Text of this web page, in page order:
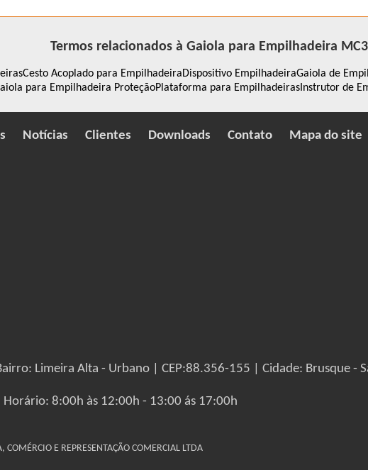
Termos relacionados à Gaiola para Empilhadeira MC3
Cesto Acoplado para EmpilhadeiraDispositivo EmpilhadeiraGaiola de
para Empilhadeira ProteçãoPlataforma para Empilhadeiras Instrutor de
Notícias Clientes Downloads Contato Mapa do site
Limeira Alta - Urbano | CEP:88.356-155 | Cidade: Brusque -
8:00h às 12:00h - 13:00 ás 17:00h
E REPRESENTAÇÃO COMERCIAL LTDA